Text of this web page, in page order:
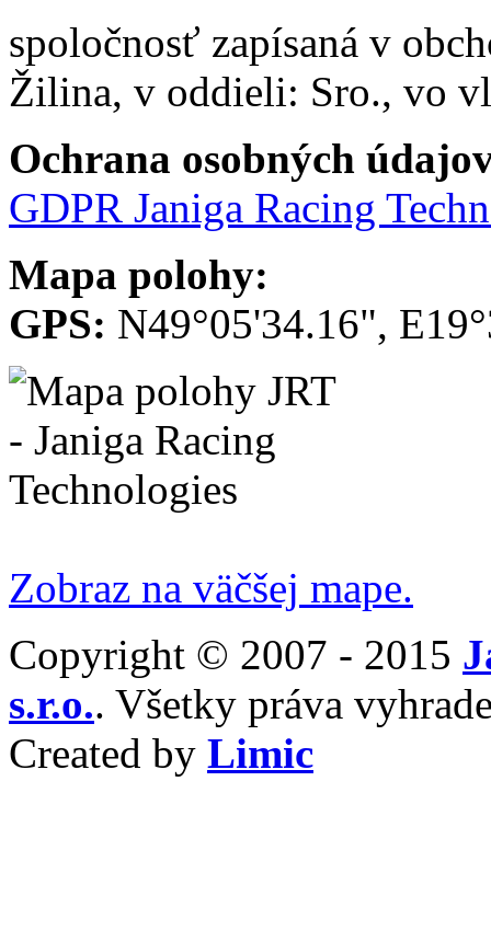
spoločnosť zapísaná v
Žilina, v oddieli: Sro., vo
Ochrana osobných
GDPR Janiga Racing
Mapa polohy:
GPS: N49°05'34.16",
Zobraz na väčšej mape.
Copyright © 2007 - 2015
s.r.o.. Všetky práva
Created by Limic